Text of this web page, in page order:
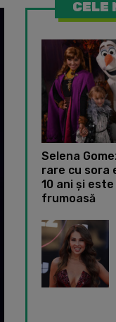
CELE
Selena
rare cu sora
10 ani și
frumoasă